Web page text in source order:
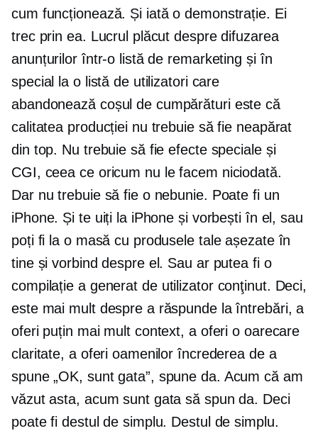
cum funcționează. Și iată o demonstrație. Ei
trec prin ea. Lucrul plăcut despre difuzarea
anunțurilor într-o listă de remarketing și în
special la o listă de utilizatori care
abandonează coșul de cumpărături este că
calitatea producției nu trebuie să fie neapărat
din top. Nu trebuie să fie efecte speciale și
CGI, ceea ce oricum nu le facem niciodată.
Dar nu trebuie să fie o nebunie. Poate fi un
iPhone. Și te uiți la iPhone și vorbești în el, sau
poți fi la o masă cu produsele tale așezate în
tine și vorbind despre el. Sau ar putea fi o
compilație a generat de utilizatorconţinut. Deci,
este mai mult despre a răspunde la întrebări, a
oferi puțin mai mult context, a oferi o oarecare
claritate, a oferi oamenilor încrederea de a
spune „OK, sunt gata”, spune da. Acum că am
văzut asta, acum sunt gata să spun da. Deci
poate fi destul de simplu. Destul de simplu.